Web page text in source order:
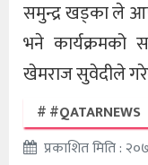
समुन्द्र खड्का ले
भने कार्यक्रमको
खेमराज सुवेदीले
#QATARNEWS
प्रकाशित मिति :